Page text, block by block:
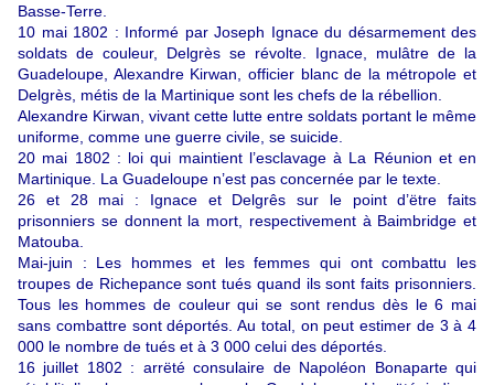
Basse-Terre.
10 mai 1802 : Informé par Joseph Ignace du désarmement des
soldats de couleur, Delgrès se révolte. Ignace, mulâtre de la
Guadeloupe, Alexandre Kirwan, officier blanc de la métropole et
Delgrès, métis de la Martinique sont les chefs de la rébellion.
Alexandre Kirwan, vivant cette lutte entre soldats portant le même
uniforme, comme une guerre civile, se suicide.
20 mai 1802 : loi qui maintient l’esclavage à La Réunion et en
Martinique. La Guadeloupe n’est pas concernée par le texte.
26 et 28 mai : Ignace et Delgrês sur le point d’ëtre faits
prisonniers se donnent la mort, respectivement à Baimbridge et
Matouba.
Mai-juin : Les hommes et les femmes qui ont combattu les
troupes de Richepance sont tués quand ils sont faits prisonniers.
Tous les hommes de couleur qui se sont rendus dès le 6 mai
sans combattre sont déportés. Au total, on peut estimer de 3 à 4
000 le nombre de tués et à 3 000 celui des déportés.
16 juillet 1802 : arrëté consulaire de Napoléon Bonaparte qui